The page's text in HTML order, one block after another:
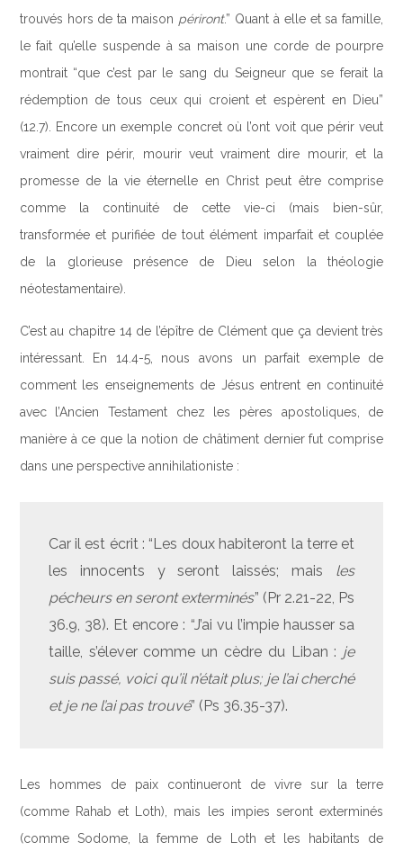
trouvés hors de ta maison périront.” Quant à elle et sa famille,
le fait qu’elle suspende à sa maison une corde de pourpre
montrait “que c’est par le sang du Seigneur que se ferait la
rédemption de tous ceux qui croient et espèrent en Dieu”
(12.7). Encore un exemple concret où l’ont voit que périr veut
vraiment dire périr, mourir veut vraiment dire mourir, et la
promesse de la vie éternelle en Christ peut être comprise
comme la continuité de cette vie-ci (mais bien-sûr,
transformée et purifiée de tout élément imparfait et couplée
de la glorieuse présence de Dieu selon la théologie
néotestamentaire).
C’est au chapitre 14 de l’épître de Clément que ça devient très
intéressant. En 14.4-5, nous avons un parfait exemple de
comment les enseignements de Jésus entrent en continuité
avec l’Ancien Testament chez les pères apostoliques, de
manière à ce que la notion de châtiment dernier fut comprise
dans une perspective annihilationiste :
Car il est écrit : “Les doux habiteront la terre et
les innocents y seront laissés; mais les
pécheurs en seront exterminés” (Pr 2.21-22, Ps
36.9, 38). Et encore : “J’ai vu l’impie hausser sa
taille, s’élever comme un cèdre du Liban : je
suis passé, voici qu’il n’était plus; je l’ai cherché
et je ne l’ai pas trouvé” (Ps 36.35-37).
Les hommes de paix continueront de vivre sur la terre
(comme Rahab et Loth), mais les impies seront exterminés
(comme Sodome, la femme de Loth et les habitants de